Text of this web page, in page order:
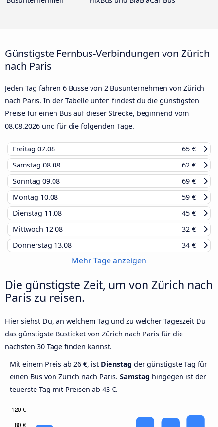
Günstigste Fernbus-Verbindungen von Zürich
nach Paris
Jeden Tag fahren 6 Busse von 2 Busunternehmen von Zürich
nach Paris. In der Tabelle unten findest du die günstigsten
Preise für einen Bus auf dieser Strecke, beginnend vom
08.08.2026 und für die folgenden Tage.
Freitag 07.08
65 €
Samstag 08.08
62 €
Sonntag 09.08
69 €
Montag 10.08
59 €
Dienstag 11.08
45 €
Mittwoch 12.08
32 €
Donnerstag 13.08 34 €
Mehr Tage anzeigen
Die günstigste Zeit, um von Zürich nach
Paris zu reisen.
Hier siehst Du, an welchem Tag und zu welcher Tageszeit Du
das günstigste Busticket von Zürich nach Paris für die
nächsten 30 Tage finden kannst.
Mit einem Preis ab 26 €, ist Dienstag der günstigste Tag für
einen Bus von Zürich nach Paris. Samstag hingegen ist der
teuerste Tag mit Preisen ab 43 €.